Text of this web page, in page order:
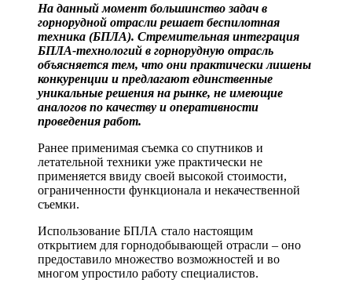
На данный момент большинство задач в
горнорудной отрасли решает беспилотная
техника (БПЛА). Стремительная интеграция
БПЛА-технологий в горнорудную отрасль
объясняется тем, что они практически лишены
конкуренции и предлагают единственные
уникальные решения на рынке, не имеющие
аналогов по качеству и оперативности
проведения работ.
Ранее применимая съемка со спутников и
летательной техники уже практически не
применяется ввиду своей высокой стоимости,
ограниченности функционала и некачественной
съемки.
Использование БПЛА стало настоящим
открытием для горнодобывающей отрасли – оно
предоставило множество возможностей и во
многом упростило работу специалистов.